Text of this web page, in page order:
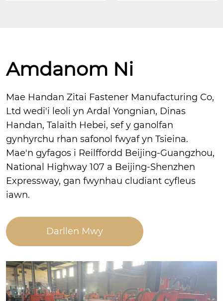
Amdanom Ni
Mae Handan Zitai Fastener Manufacturing Co,
Ltd wedi'i leoli yn Ardal Yongnian, Dinas
Handan, Talaith Hebei, sef y ganolfan
gynhyrchu rhan safonol fwyaf yn Tsieina.
Mae'n gyfagos i Reilffordd Beijing-Guangzhou,
National Highway 107 a Beijing-Shenzhen
Expressway, gan fwynhau cludiant cyfleus
iawn.
Darllen Mwy